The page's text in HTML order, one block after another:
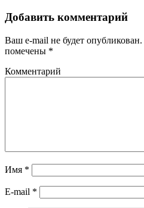
Добавить комментарий
Ваш e-mail не будет опубликован.
помечены *
Комментарий
Имя *
E-mail *